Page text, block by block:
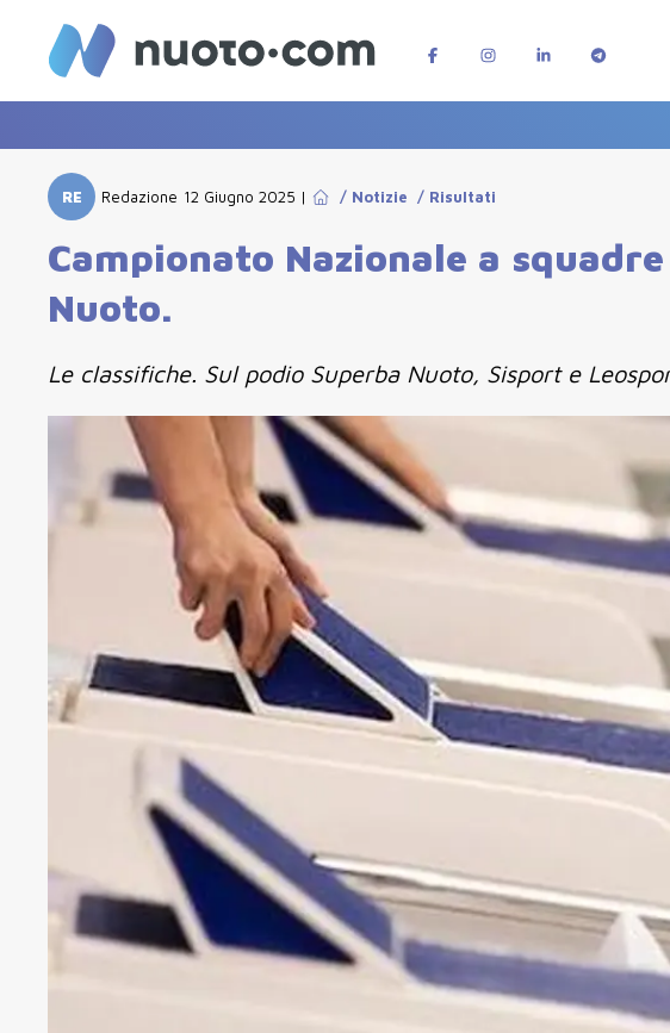
RE Redazione 12 Giugno 2025 | / Notizie / Risultati
Campionato Nazionale a
Nuoto.
Le classifiche. Sul podio Superba Nuoto, Sisport e